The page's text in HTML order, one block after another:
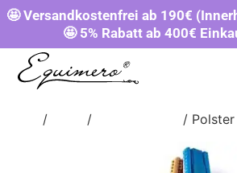
🤩 Versandkostenfrei ab 190€
🤩 5% Rabatt ab 400€
/ / /